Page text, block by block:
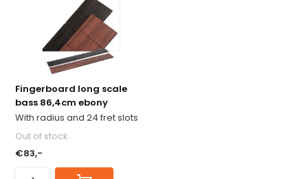
Fingerboard long scale
bass 86,4cm ebony
With radius and 24 fret slots
Out of stock
€83,-